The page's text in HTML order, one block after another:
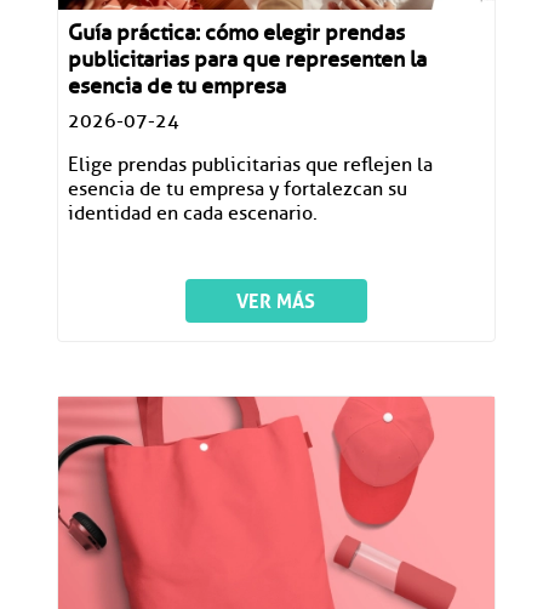
Guía práctica: cómo elegir prendas
publicitarias para que representen la
esencia de tu empresa
2026-07-24
Elige prendas publicitarias que reflejen la
esencia de tu empresa y fortalezcan su
identidad en cada escenario.
VER MÁS